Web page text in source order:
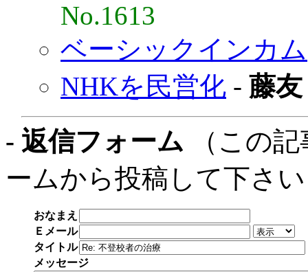
No.1613
ベーシックインカム
NHKを民営化 - 藤友
- 返信フォーム （この
ームから投稿して下さ
おなまえ
Ｅメール
タイトル
メッセージ